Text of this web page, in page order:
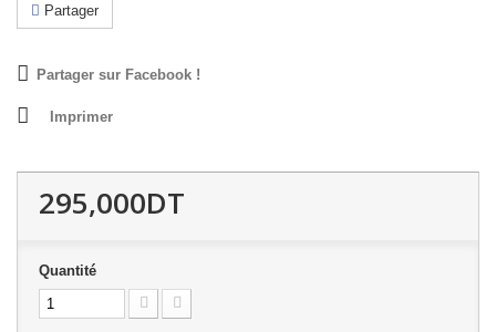
Partager
Partager sur Facebook !
Imprimer
295,000DT
Quantité